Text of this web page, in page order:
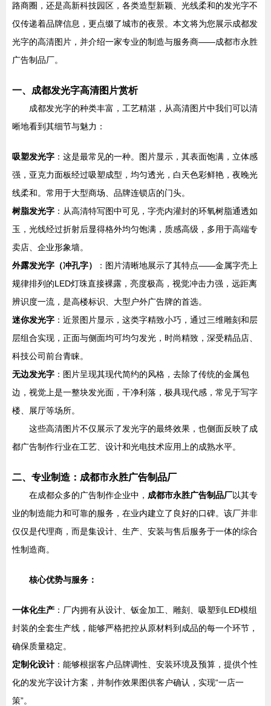
路商圈，还是高新科技园区，各类造型新颖、光线柔和的发光字不
仅传递着品牌信息，更点缀了城市的夜景。本文将为您展示成都发
光字的高清图片，并介绍一家专业的制造与服务商——成都市永胜
广告制品厂。
一、成都发光字高清图片赏析
成都发光字的种类丰富，工艺精湛，从高清图片中我们可以清
晰地看到其细节与魅力：
吸塑发光字 ：这是最常见的一种。图片显示，其表面饱满，立体感
强，亚克力面板经过吸塑成型，均匀透光，白天色彩鲜艳，夜晚光
线柔和。常用于大型商场、品牌连锁店的门头。
树脂发光字 ：从高清特写图中可见，字壳内灌封的环氧树脂通透如
玉，光线经过折射后显得格外均匀饱满，质感高级，多用于高端专
卖店、企业形象墙。
外露发光字（冲孔字）
：图片清晰地展示了其特点——金属字壳上
规律排列的LED灯珠直接裸露，亮度极高，视觉冲击力强，远距离
辨识度一流，是高楼标识、大型户外广告牌的首选。
迷你发光字 ：近景图片显示，这类字精致小巧，通过三维雕刻和层
层组合实现，正面与侧面均可均匀发光，时尚精致，深受精品店、
科技公司前台青睐。
无边发光字 ：图片呈现其现代简约的风格，去除了传统的金属包
边，视觉上是一整块发光面，干净利落，极具现代感，常见于写字
楼、展厅等场所。
这些高清图片不仅展示了发光字的最终效果，也侧面反映了成
都广告制作行业在工艺、设计和光电技术应用上的成熟水平。
二、专业制造：成都市永胜广告制品厂
在成都众多的广告制作企业中， 成都市永胜广告制品厂以其专
业的制造能力和可靠的服务，在业内建立了良好的口碑。该厂并非
仅仅是代理商，而是集设计、生产、安装与售后服务于一体的综合
性制造商。
核心优势与服务：
一体化生产 ：厂内拥有从设计、钣金加工、雕刻、吸塑到LED模组
封装的全套生产线，能够严格把控从原材料到成品的每一个环节，
确保质量稳定。
定制化设计 ：能够根据客户品牌调性、安装环境及预算，提供个性
化的发光字设计方案，并制作效果图供客户确认，实现“一店一
策”。